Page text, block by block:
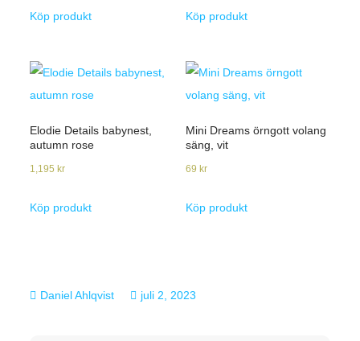
Köp produkt Köp produkt
Elodie Details babynest,
autumn rose
1,195 kr
Köp produkt
Mini Dreams örngott volang
säng, vit
69 kr
Köp produkt
juli 2, 2023